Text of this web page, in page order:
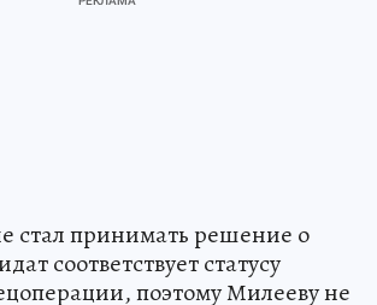
стал принимать решение о
соответствует статусу
поэтому Милееву не